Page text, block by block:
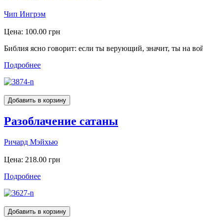
Чип Ингрэм
Цена: 100.00 грн
Библия ясно говорит: если ты верующий, значит, ты на
Подробнее
Разоблачение сатаны
Ричард Мэйхью
Цена: 218.00 грн
Подробнее